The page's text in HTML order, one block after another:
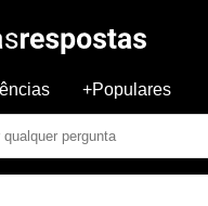
+Populares